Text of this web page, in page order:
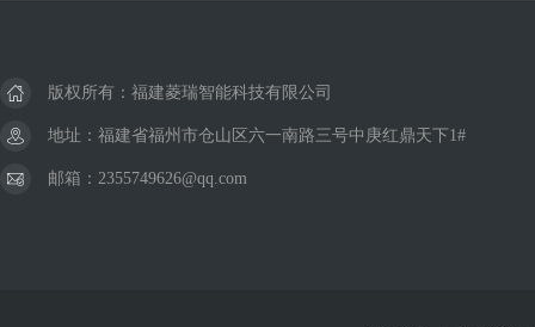
版权所有：福建菱瑞智能科技有限公司
地址：福建省福州市仓山区六一南路三号中庚红鼎天下1#
邮箱：2355749626@qq.com